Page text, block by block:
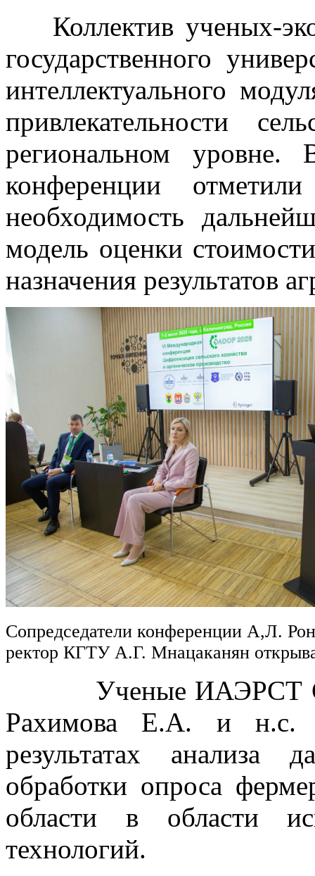
Коллектив ученых-
государственного
интеллектуального
привлекательности
региональном уровне.
конференции отметили
необходимость
модель оценки
назначения результатов
Сопредседатели конференции А,Л.
ректор КГТУ А.Г. Мнацаканян
Ученые ИАЭРСТ
Рахимова Е.А. и н.с.
результатах
обработки опроса
области в области
технологий.